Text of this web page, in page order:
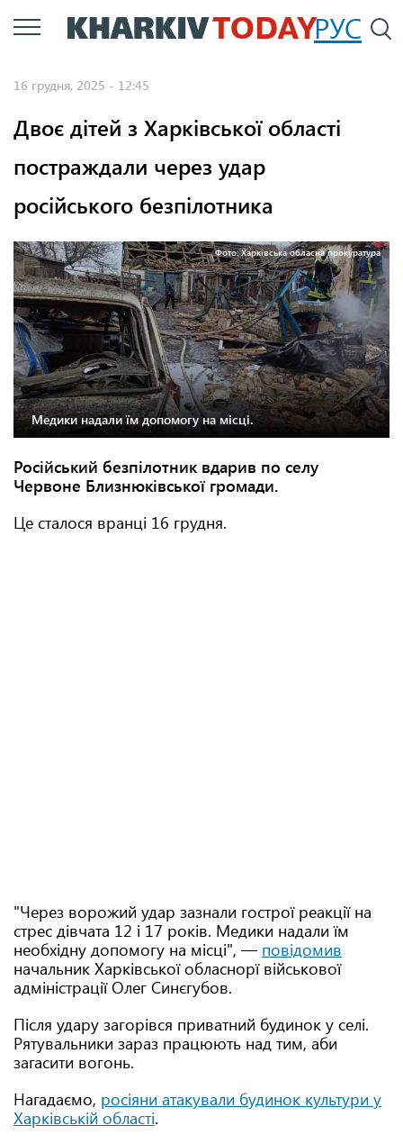
Перейти
до
РУС
16 грудня, 2025 - 12:45
Двоє дітей з Харківської області
постраждали через удар
російського безпілотника
Фото: Харківська обласна прокуратура
Медики надали їм допомогу на місці.
Російський безпілотник вдарив по селу
Червоне Близнюківської громади.
Це сталося вранці 16 грудня.
"Через ворожий удар зазнали гострої реакції на
стрес дівчата 12 і 17 років. Медики надали їм
необхідну допомогу на місці", — повідомив
начальник Харківської обласнорї військової
адміністрації Олег Синєгубов.
Після удару загорівся приватний будинок у селі.
Рятувальники зараз працюють над тим, аби
загасити вогонь.
Нагадаємо, росіяни атакували будинок культури у
Харківській області.